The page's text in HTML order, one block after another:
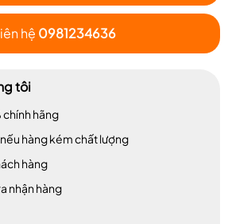
hệ 0981234636
tôi
hãng
nếu hàng kém chất lượng
hàng
nhận hàng